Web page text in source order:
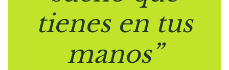
tienes en tus
manos”